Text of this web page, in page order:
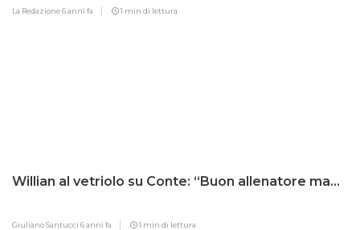
La Redazione6 anni fa 1 min di lettura
Willian al vetriolo su Conte: “Buon allenatore ma…
Giuliano Santucci 6 anni fa 1 min di lettura